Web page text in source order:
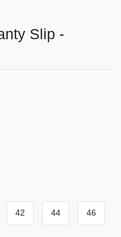
Slip -
42 44 46